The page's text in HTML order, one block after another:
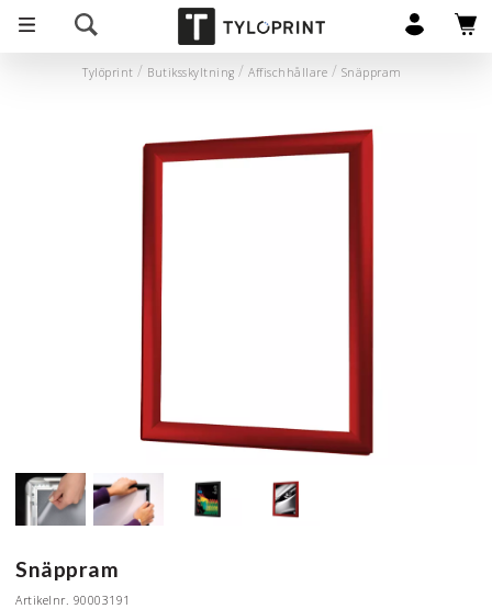
Tylöprint Butiksskyltning Affischhållare Snäppram
Snäppram
Artikelnr. 90003191